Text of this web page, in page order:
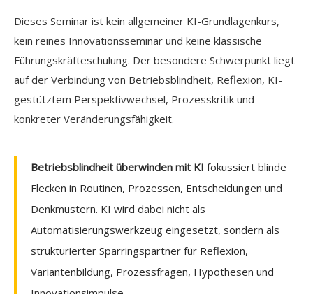
Dieses Seminar ist kein allgemeiner KI-Grundlagenkurs,
kein reines Innovationsseminar und keine klassische
Führungskräfteschulung. Der besondere Schwerpunkt liegt
auf der Verbindung von Betriebsblindheit, Reflexion, KI-
gestütztem Perspektivwechsel, Prozesskritik und
konkreter Veränderungsfähigkeit.
Betriebsblindheit überwinden mit KI fokussiert blinde
Flecken in Routinen, Prozessen, Entscheidungen und
Denkmustern. KI wird dabei nicht als
Automatisierungswerkzeug eingesetzt, sondern als
strukturierter Sparringspartner für Reflexion,
Variantenbildung, Prozessfragen, Hypothesen und